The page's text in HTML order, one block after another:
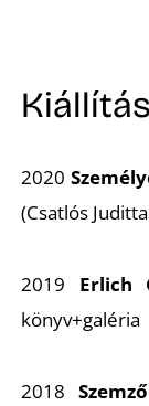
2020
(Csatlós
2019 Erlich
könyv+galéria
2018